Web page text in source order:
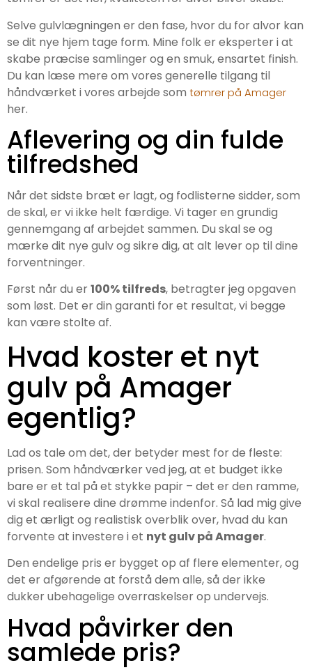
Selve gulvlægningen er den fase, hvor du for alvor kan
se dit nye hjem tage form. Mine folk er eksperter i at
skabe præcise samlinger og en smuk, ensartet finish.
Du kan læse mere om vores generelle tilgang til
håndværket i vores arbejde som tømrer på Amager
her.
Aflevering og din fulde
tilfredshed
Når det sidste bræt er lagt, og fodlisterne sidder, som
de skal, er vi ikke helt færdige. Vi tager en grundig
gennemgang af arbejdet sammen. Du skal se og
mærke dit nye gulv og sikre dig, at alt lever op til dine
forventninger.
Først når du er100% tilfreds, betragter jeg opgaven
som løst. Det er din garanti for et resultat, vi begge
kan være stolte af.
Hvad koster et nyt
gulv på Amager
egentlig?
Lad os tale om det, der betyder mest for de fleste:
prisen. Som håndværker ved jeg, at et budget ikke
bare er et tal på et stykke papir – det er den ramme,
vi skal realisere dine drømme indenfor. Så lad mig give
dig et ærligt og realistisk overblik over, hvad du kan
forvente at investere i et nyt gulv på Amager.
Den endelige pris er bygget op af flere elementer, og
det er afgørende at forstå dem alle, så der ikke
dukker ubehagelige overraskelser op undervejs.
Hvad påvirker den
samlede pris?